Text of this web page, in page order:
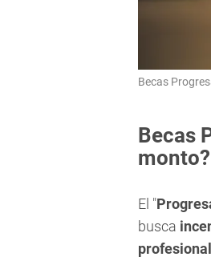
Becas
Becas
monto?
El "
busca
profesional